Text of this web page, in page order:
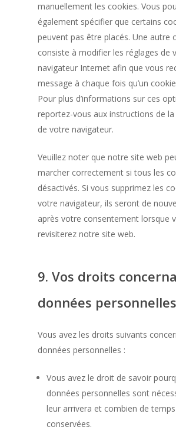
manuellement les cookies. Vous
également spécifier que certains
peuvent pas être placés. Une autre
consiste à modifier les réglages de
navigateur Internet afin que vous
message à chaque fois qu’un
Pour plus d’informations sur ces
reportez-vous aux instructions de
de votre navigateur.
Veuillez noter que notre site web
marcher correctement si tous les
désactivés. Si vous supprimez les
votre navigateur, ils seront de
après votre consentement lorsque
revisiterez notre site web.
9. Vos droits
données personnelles
Vous avez les droits suivants
données personnelles :
Vous avez le droit de savoir
données personnelles sont
leur arrivera et combien de
conservées.